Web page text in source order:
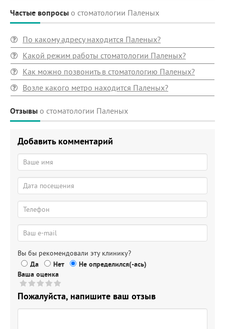
Частые вопросы о стоматологии Паленых
По какому адресу находится Паленых?
Какой режим работы стоматологии Паленых?
Как можно позвонить в стоматологию Паленых?
Возле какого метро находится Паленых?
Отзывы о стоматологии Паленых
Добавить комментарий
Вы бы рекомендовали эту клинику?
Да
Нет
Не определился(-ась)
Ваша оценка
Пожалуйста, напишите ваш отзыв